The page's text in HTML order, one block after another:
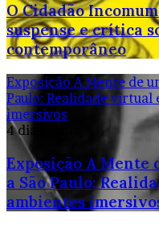
O Cidadão
suspense e crítica
contemporâneo
Exposição A Mente de
Paulo: Realidade virtual
imersivos
4 dias atrás
Exposição A
a São Paulo:
ambientes